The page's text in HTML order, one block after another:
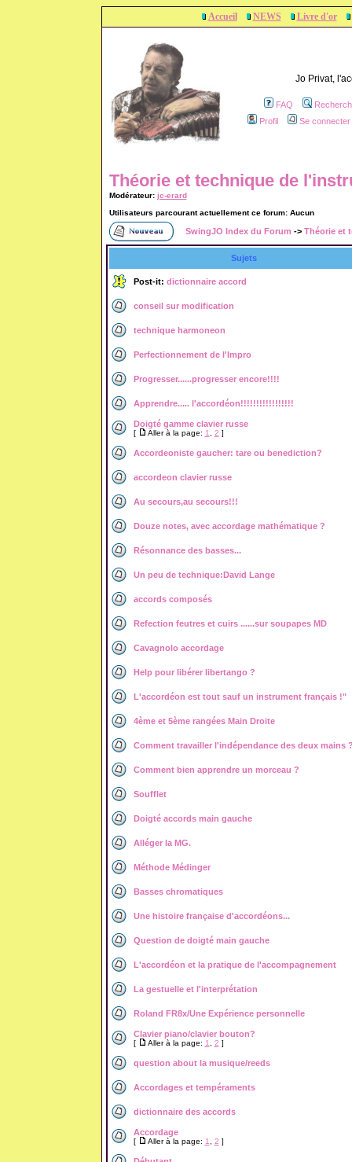
Accueil NEWS Livre d'or
Jo Privat,
FAQ
Profil
Se
Théorie et technique de
Modérateur: jc-erard
Utilisateurs parcourant actuellement ce forum: Aucun
SwingJO Index du Forum -> Théorie et
Sujets
Post-it: dictionnaire accord
conseil sur modification
technique harmoneon
Perfectionnement de l'Impro
Progresser......progresser encore!!!!
Apprendre..... l'accordéon!!!!!!!!!!!!!!!!!
Doigté gamme clavier russe
[ Aller à la page: 1 2 ]
Accordeoniste gaucher: tare ou benediction?
accordeon clavier russe
Au secours,au secours!!!
Douze notes, avec accordage mathématique ?
Résonnance des basses...
Un peu de technique:David Lange
accords composés
Refection feutres et cuirs ......sur soupapes MD
Cavagnolo accordage
Help pour libérer libertango ?
L'accordéon est tout sauf un instrument français !"
4ème et 5ème rangées Main Droite
Comment travailler l'indépendance des deux mains
Comment bien apprendre un morceau ?
Soufflet
Doigté accords main gauche
Alléger la MG.
Méthode Médinger
Basses chromatiques
Une histoire française d'accordéons...
Question de doigté main gauche
L'accordéon et la pratique de l'accompagnement
La gestuelle et l'interprétation
Roland FR8x/Une Expérience personnelle
Clavier piano/clavier bouton?
[ Aller à la page: 1 2 ]
question about la musique/reeds
Accordages et tempéraments
dictionnaire des accords
Accordage
[ Aller à la page: 1 2 ]